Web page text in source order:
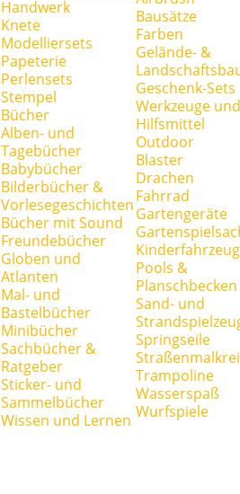
Handwerk
Knete
Modelliersets
Papeterie
Perlensets
Stempel
Bücher
Alben- und
Tagebücher
Babybücher
Bilderbücher &
Vorlesegeschichten
Bücher mit Sound
Freundebücher
Globen und
Atlanten
Mal- und
Bastelbücher
Minibücher
Sachbücher &
Ratgeber
Sticker- und
Sammelbücher
Wissen und Lernen
Bausätze
Farben
Gelände- &
Geschenk-Sets
Werkzeuge und
Hilfsmittel
Outdoor
Blaster
Drachen
Fahrrad
Gartengeräte
Pools &
Planschbecken
Sand- und
Springseile
Trampoline
Wasserspaß
Wurfspiele